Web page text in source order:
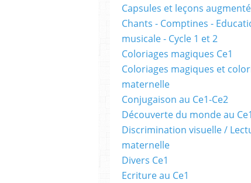
Capsules et leçons
Chants - Comptines -
musicale - Cycle 1 et 2
Coloriages magiques Ce1
Coloriages magiques et
maternelle
Conjugaison au Ce1-Ce2
Découverte du monde au Ce1
Discrimination visuelle /
maternelle
Divers Ce1
Ecriture au Ce1